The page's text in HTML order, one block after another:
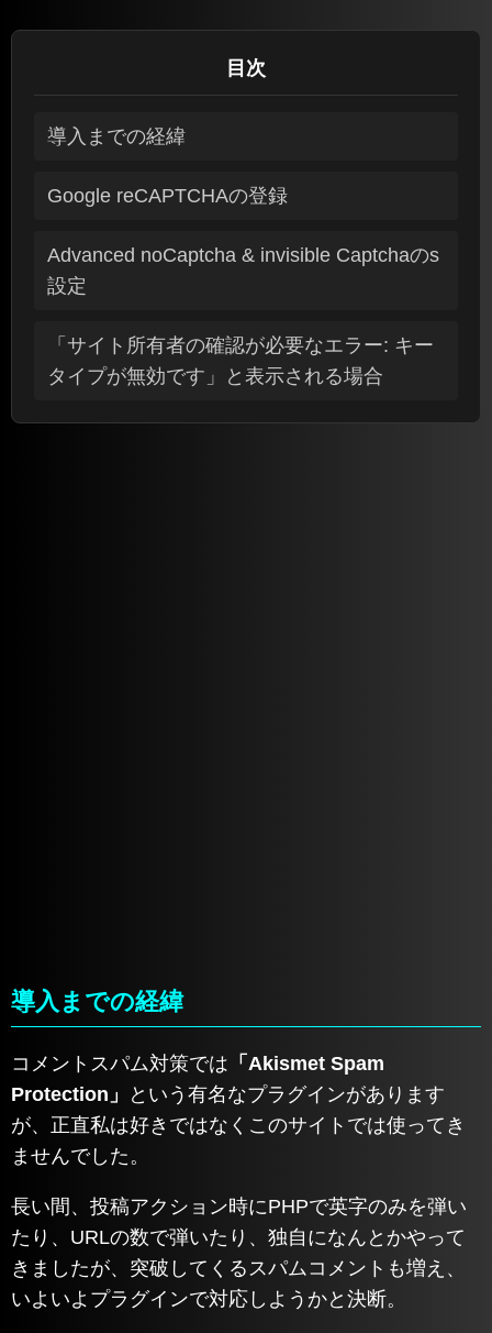
目次
導入までの経緯
Google reCAPTCHAの登録
Advanced noCaptcha & invisible Captchaのs
設定
「サイト所有者の確認が必要なエラー: キー
タイプが無効です」と表示される場合
導入までの経緯
コメントスパム対策では 「Akismet Spam
Protection」
という有名なプラグインがあります
が、正直私は好きではなくこのサイトでは使ってき
ませんでした。
長い間、投稿アクション時にPHPで英字のみを弾い
たり、URLの数で弾いたり、独自になんとかやって
きましたが、突破してくるスパムコメントも増え、
いよいよプラグインで対応しようかと決断。